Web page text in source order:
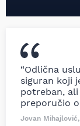
“Odlična
siguran koji
potreban,
preporučio
Jovan